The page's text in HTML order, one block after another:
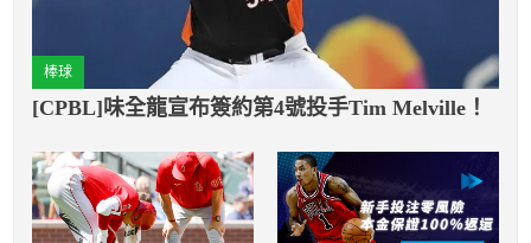
棒球
[CPBL]味全龍宣布簽約第4號投手Tim Melville！